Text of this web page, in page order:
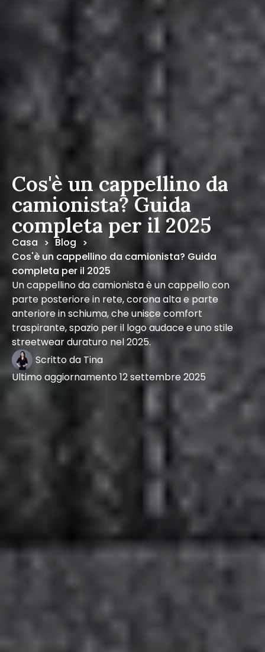
Cos'è un cappellino da
camionista? Guida
completa per il 2025
Casa > Blog >
Cos'è un cappellino da camionista? Guida
completa per il 2025
Un cappellino da camionista è un cappello con
parte posteriore in rete, corona alta e parte
anteriore in schiuma, che unisce comfort
traspirante, spazio per il logo audace e uno stile
streetwear duraturo nel 2025.
Scritto da Tina
Ultimo aggiornamento 12 settembre 2025